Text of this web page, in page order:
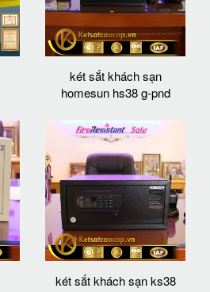
két sắt khách sạn
homesun hs38 g-pnd
két sắt khách sạn ks38